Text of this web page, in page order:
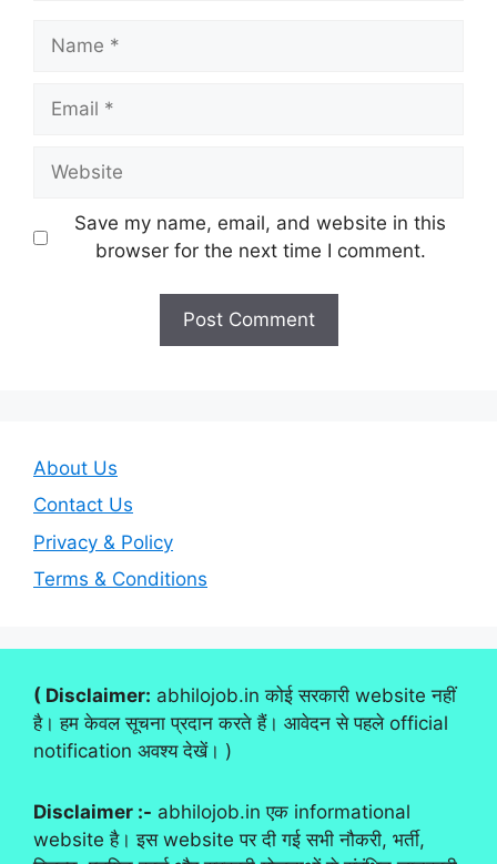
Save my name, email, and website in this
browser for the next time I comment.
About Us
Contact Us
Privacy & Policy
Terms & Conditions
( Disclaimer: abhilojob.in कोई सरकारी website नहीं
है। हम केवल सूचना प्रदान करते हैं। आवेदन से पहले official
notification अवश्य देखें। )
Disclaimer :- abhilojob.in एक informational
website है। इस website पर दी गई सभी नौकरी, भर्ती,